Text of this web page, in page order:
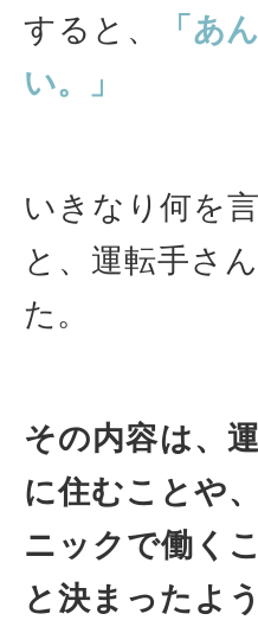
すると、
「あ
い。」
いきなり何を
と、運転手さ
た。
その内容は、
に住むことや
ニックで働く
と決まったよ